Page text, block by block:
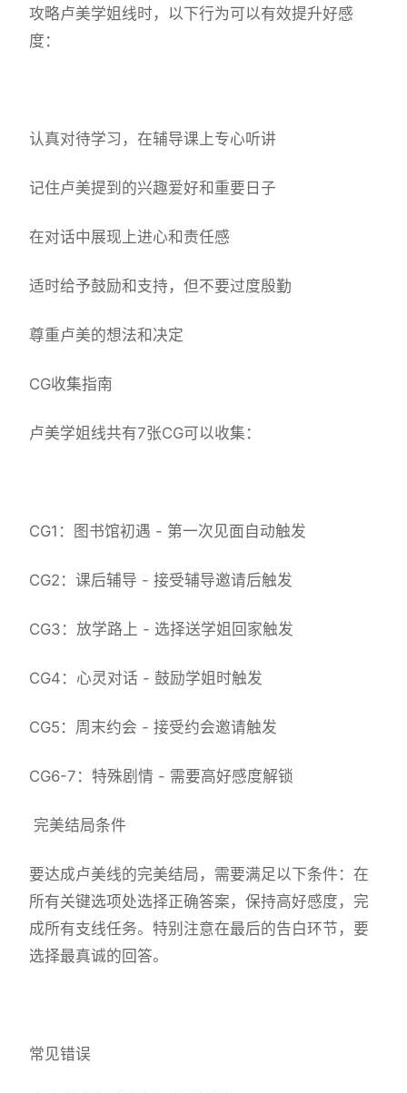
攻略卢美学姐线时，以下行为可以有效提升好感
度：
认真对待学习，在辅导课上专心听讲
记住卢美提到的兴趣爱好和重要日子
在对话中展现上进心和责任感
适时给予鼓励和支持，但不要过度殷勤
尊重卢美的想法和决定
CG收集指南
卢美学姐线共有7张CG可以收集：
CG1：图书馆初遇 - 第一次见面自动触发
CG2：课后辅导 - 接受辅导邀请后触发
CG3：放学路上 - 选择送学姐回家触发
CG4：心灵对话 - 鼓励学姐时触发
CG5：周末约会 - 接受约会邀请触发
CG6-7：特殊剧情 - 需要高好感度解锁
完美结局条件
要达成卢美线的完美结局，需要满足以下条件：在
所有关键选项处选择正确答案，保持高好感度，完
成所有支线任务。特别注意在最后的告白环节，要
选择最真诚的回答。
常见错误